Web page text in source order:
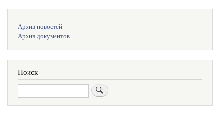
поиска
Архив новостей
Архив документов
Поиск